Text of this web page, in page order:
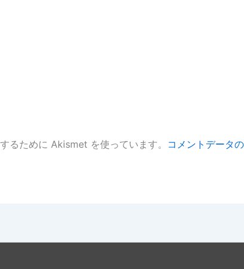
るために Akismet を使っています。 コメントデータ